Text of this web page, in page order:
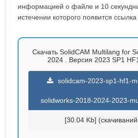
информацией о файле и 10
истечении которого появится ссылка
Скачать SolidCAM Multilang for
2024 . Версия 2023 SP1
solidcam-2023-sp1-hf1-
solidworks-2018-2024-2023-
[30.04 Kb]